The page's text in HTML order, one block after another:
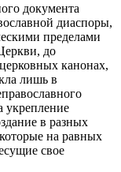
документа
диаспоры,
пределами
до
канонах,
лишь в
укрепление
в разных
на равных
свое